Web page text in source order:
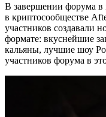
В завершении форума в
в криптосообществе
участников создавали
формате: вкуснейшие
кальяны, лучшие шоу
участников форума в